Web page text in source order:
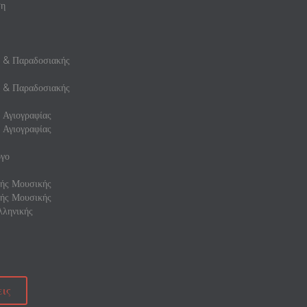
& Παραδοσιακής
& Παραδοσιακής
Μουσικής
Μουσικής